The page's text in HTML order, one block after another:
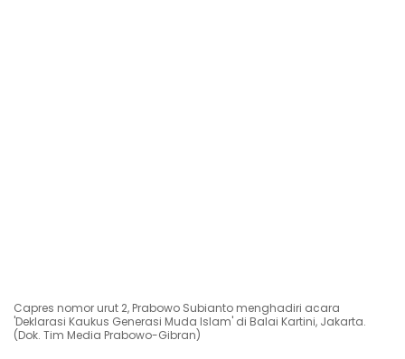
Capres nomor urut 2, Prabowo Subianto menghadiri acara
'Deklarasi Kaukus Generasi Muda Islam' di Balai Kartini, Jakarta.
(Dok. Tim Media Prabowo-Gibran)